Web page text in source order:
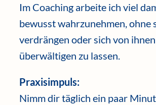
Im Coaching arbeite ich viel
bewusst wahrzunehmen, ohne
verdrängen oder sich von ihnen
überwältigen zu lassen.
Praxisimpuls:
Nimm dir täglich ein paar